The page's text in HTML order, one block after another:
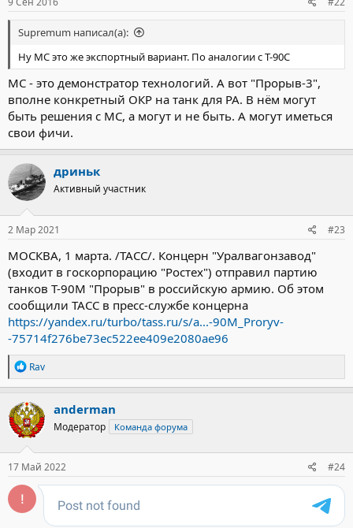
Supremum написал(а):
Ну МС это же экспортный вариант. По аналогии с Т-90С
МС - это демонстратор технологий. А вот "Прорыв-3",
вполне конкретный ОКР на танк для РА. В нём могут
быть решения с МС, а могут и не быть. А могут иметься
свои фичи.
дриньк
Активный участник
2 Мар 2021 #23
МОСКВА, 1 марта. /ТАСС/. Концерн "Уралвагонзавод"
(входит в госкорпорацию "Ростех") отправил партию
танков Т-90М "Прорыв" в российскую армию. Об этом
сообщили ТАСС в пресс-службе концерна
https://yandex.ru/turbo/tass.ru/s/a...-90M_Proryv-
-75714f276be73ec522ee409e2080ae96
Р
е
а
к
ц
и
и
:
Rav
anderman
Модератор Команда форума
17 Май 2022 #24